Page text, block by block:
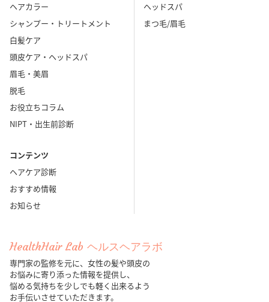
ヘアカラー
シャンプー・トリートメント
白髪ケア
頭皮ケア・ヘッドスパ
眉毛・美眉
脱毛
お役立ちコラム
NIPT・出生前診断
コンテンツ
ヘアケア診断
おすすめ情報
お知らせ
ヘッドスパ
まつ毛/眉毛
HealthHair Lab ヘルスヘアラボ
専門家の監修を元に、女性の髪や頭皮の
お悩みに寄り添った情報を提供し、
悩める気持ちを少しでも軽く出来るよう
お手伝いさせていただきます。